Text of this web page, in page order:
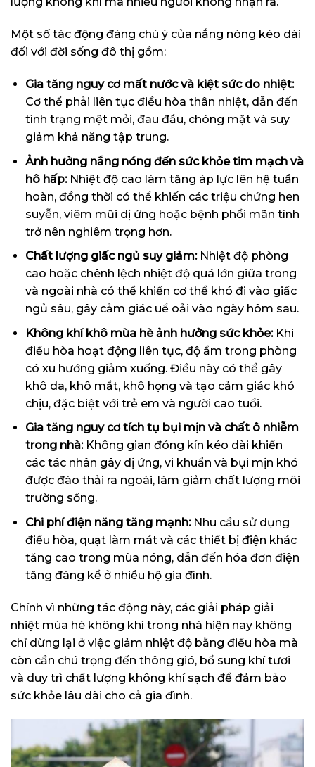
Một số tác động đáng chú ý của nắng nóng kéo dài
đối với đời sống đô thị gồm:
Gia tăng nguy cơ mất nước và kiệt sức do nhiệt:
Cơ thể phải liên tục điều hòa thân nhiệt, dẫn đến
tình trạng mệt mỏi, đau đầu, chóng mặt và suy
giảm khả năng tập trung.
Ảnh hưởng nắng nóng đến sức khỏe tim mạch và
hô hấp:Nhiệt độ cao làm tăng áp lực lên hệ tuần
hoàn, đồng thời có thể khiến các triệu chứng hen
suyễn, viêm mũi dị ứng hoặc bệnh phổi mãn tính
trở nên nghiêm trọng hơn.
Chất lượng giấc ngủ suy giảm:Nhiệt độ phòng
cao hoặc chênh lệch nhiệt độ quá lớn giữa trong
và ngoài nhà có thể khiến cơ thể khó đi vào giấc
ngủ sâu, gây cảm giác uể oải vào ngày hôm sau.
Không khí khô mùa hè ảnh hưởng sức khỏe:Khi
điều hòa hoạt động liên tục, độ ẩm trong phòng
có xu hướng giảm xuống. Điều này có thể gây
khô da, khô mắt, khô họng và tạo cảm giác khó
chịu, đặc biệt với trẻ em và người cao tuổi.
Gia tăng nguy cơ tích tụ bụi mịn và chất ô nhiễm
trong nhà:Không gian đóng kín kéo dài khiến
các tác nhân gây dị ứng, vi khuẩn và bụi mịn khó
được đào thải ra ngoài, làm giảm chất lượng môi
trường sống.
Chi phí điện năng tăng mạnh:Nhu cầu sử dụng
điều hòa, quạt làm mát và các thiết bị điện khác
tăng cao trong mùa nóng, dẫn đến hóa đơn điện
tăng đáng kể ở nhiều hộ gia đình.
Chính vì những tác động này, các giải pháp giải
nhiệt mùa hè không khí trong nhà hiện nay không
chỉ dừng lại ở việc giảm nhiệt độ bằng điều hòa mà
còn cần chú trọng đến thông gió, bổ sung khí tươi
và duy trì chất lượng không khí sạch để đảm bảo
sức khỏe lâu dài cho cả gia đình.